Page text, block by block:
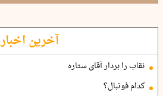
آخرین اخبار
نقاب را بردار آقای ستاره
کدام فوتبال؟